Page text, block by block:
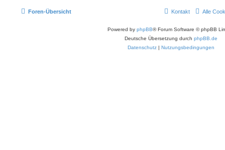
Foren-Übersicht Alle
Kontakt
Powered by phpBB® Forum Software © phpBB
Deutsche Übersetzung durch phpBB.de
Datenschutz | Nutzungsbedingungen